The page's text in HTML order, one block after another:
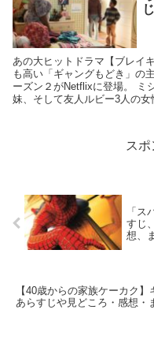
あの大ヒットドラマ【ブレイ
も高い「ギャングもどき」の
ーズン２がNetflixに登場。 ミ
妹、そして友人ルビー3人の
スポ
「ス
すじ
想、
【40歳からの家族ケーカク】
あらすじや見どころ・感想・